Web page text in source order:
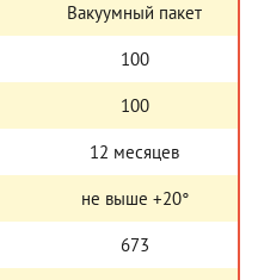
Вакуумный пакет
100
100
12 месяцев
не выше +20°
673